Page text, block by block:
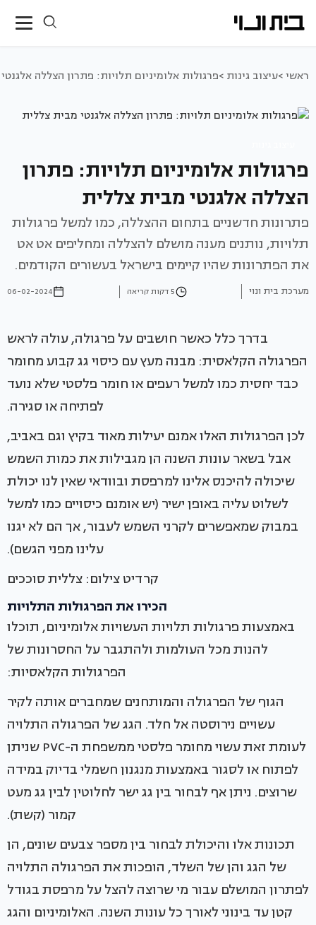
ראשי >עיצוב גינות >פרגולות אלומיניום תלויות: פתרון הצללה
פרגולות אלומיניום תלויות: פתרון
הצללה אלגנטי מבית צללית
פתרונות חדשניים בתחום ההצללה, כמו למשל פרגולות
תלויות, נותנים מענה מושלם להצללה ומחליפים אט אט
את הפתרונות שהיו קיימים בישראל בעשורים הקודמים.
מערכת בית ונוי 5 דקות קריאה 06-02-2024
בדרך כלל כאשר חושבים על פרגולה, עולה לראש
הפרגולה הקלאסית: מבנה מעץ עם כיסוי גג קבוע מחומר
כבד יחסית כמו למשל רעפים או חומר פלסטי שלא נועד
לפתיחה או סגירה.
לכן הפרגולות האלו אמנם יעילות מאוד בקיץ וגם באביב,
אבל בשאר עונות השנה הן מגבילות את כמות השמש
שיכולה להיכנס אלינו למרפסת ובוודאי שאין לנו יכולת
לשלוט עליה באופן ישיר (יש אומנם כיסויים כמו למשל
במבוק שמאפשרים לקרני השמש לעבור, אך הם לא יגנו
עלינו מפני הגשם).
קרדיט צילום: צללית סוככים
הכירו את הפרגולות התלויות
באמצעות פרגולות תלויות העשויות אלומיניום, תוכלו
להנות מכל העולמות ולהתגבר על החסרונות של
הפרגולות הקלאסיות:
הגוף של הפרגולה והמותחנים שמחברים אותה לקיר
עשויים נירוסטה אל חלד. הגג של הפרגולה התלויה
לעומת זאת עשוי מחומר פלסטי ממשפחת ה-PVC שניתן
לפתוח או לסגור באמצעות מנגנון חשמלי בדיוק במידה
שרוצים. ניתן אף לבחור בין גג ישר לחלוטין לבין גג מעט
קמור (קשת).
תכונות אלו והיכולת לבחור בין מספר צבעים שונים, הן
של הגג והן של השלד, הופכות את הפרגולה התלויה
לפתרון המושלם עבור מי שרוצה להצל על מרפסת בגודל
קטן עד בינוני לאורך כל עונות השנה. האלומיניום והגג